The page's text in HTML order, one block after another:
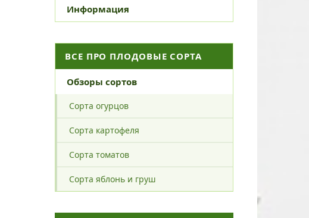
Информация
ВСЕ ПРО ПЛОДОВЫЕ СОРТА
Обзоры сортов
Сорта огурцов
Сорта картофеля
Сорта томатов
Сорта яблонь и груш